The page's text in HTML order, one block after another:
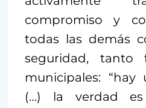
compromiso y
todas las demás
seguridad, tanto
municipales:
(…) la verdad